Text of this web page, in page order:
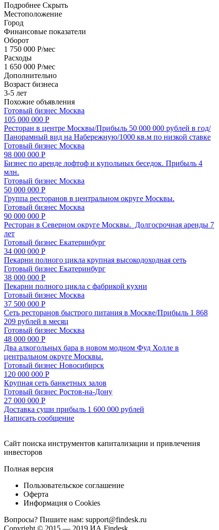
Подробнее Скрыть
Местоположение
Город
Финансовые показатели
Оборот
1 750 000 Р/мес
Расходы
1 650 000 Р/мес
Дополнительно
Возраст бизнеса
3-5 лет
Похожие объявления
Готовый бизнес Москва
105 000 000 Р
Ресторан в центре Москвы/Прибыль 50 000 000 рублей в год/
Панорамный вид на Набережную/1000 кв.м по низкой ставке
Готовый бизнес Москва
98 000 000 Р
Бизнес по аренде лофтоф и купольных беседок. Прибыль 4
млн.
Готовый бизнес Москва
50 000 000 Р
Группа ресторанов в центральном округе Москвы.
Готовый бизнес Москва
90 000 000 Р
Ресторан в Северном округе Москвы. Долгосрочная аренды 7
лет
Готовый бизнес Екатеринбург
34 000 000 Р
Пекарни полного цикла крупная высокодоходная сеть
Готовый бизнес Екатеринбург
38 000 000 Р
Пекарни полного цикла с фабрикой кухни
Готовый бизнес Москва
37 500 000 Р
Сеть ресторанов быстрого питания в Москве/Прибыль 1 868
209 рублей в месяц
Готовый бизнес Москва
48 000 000 Р
Два алкогольных бара в новом модном Фуд Холле в
центральном округе Москвы.
Готовый бизнес Новосибирск
120 000 000 Р
Крупная сеть банкетных залов
Готовый бизнес Ростов-на-Дону
27 000 000 Р
Доставка суши прибыль 1 600 000 рублей
Написать сообщение
Cайт поиска инструментов капитализации и привлечения
инвесторов
Полная версия
Пользовательское соглашение
Оферта
Информация о Cookies
Вопросы? Пишите нам: support@findesk.ru
Copyright © 2015 — 2019 ИА Findesk